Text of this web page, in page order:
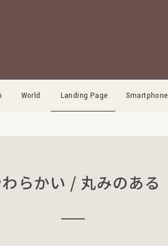
World Landing Page Smartphone
らかい / 丸みのある